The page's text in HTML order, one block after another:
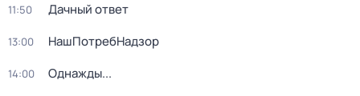
11:50 Дачный ответ
13:00 НашПотребНадзор
14:00 Однажды...